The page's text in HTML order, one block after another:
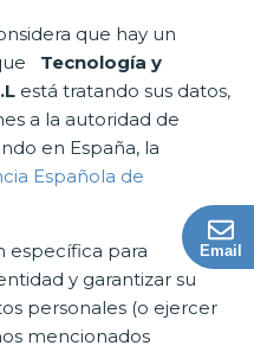
que hay un
Tecnología y
está tratando sus datos,
a la autoridad de
en España, la
Española de
específica para
y garantizar su
personales (o ejercer
mencionados
Email